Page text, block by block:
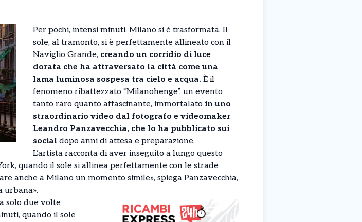
Per pochi, intensi minuti, Milano si è trasformata. Il
sole, al tramonto, si è perfettamente allineato con il
Naviglio Grande, creando un corridio di luce
dorata che ha attraversato la città come una
lama luminosa sospesa tra cielo e acqua. È il
fenomeno ribattezzato “Milanohenge”, un evento
tanto raro quanto affascinante, immortalato in uno
straordinario video dal fotografo e videomaker
Leandro Panzavecchia, che lo ha pubblicato sui
social dopo anni di attesa e preparazione.
L’artista racconta di aver inseguito a lungo questo
quando il sole si allinea perfettamente con le strade
anche a Milano un momento simile», spiega Panzavecchia,
urbana».
solo due volte
quando il sole